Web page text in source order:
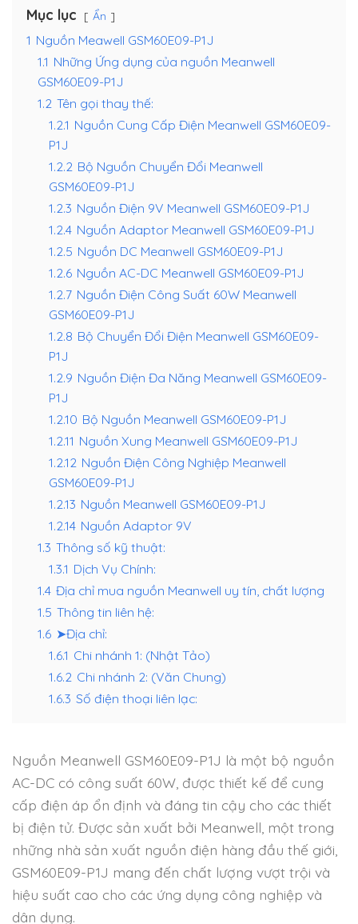
Mục lục Ẩn
1 Nguồn Meawell GSM60E09-P1J
1.1 Những Ứng dụng của nguồn Meanwell
GSM60E09-P1J
1.2 Tên gọi thay thế:
1.2.1 Nguồn Cung Cấp Điện Meanwell GSM60E09-
P1J
1.2.2 Bộ Nguồn Chuyển Đổi Meanwell
GSM60E09-P1J
1.2.3 Nguồn Điện 9V Meanwell GSM60E09-P1J
1.2.4 Nguồn Adaptor Meanwell GSM60E09-P1J
1.2.5 Nguồn DC Meanwell GSM60E09-P1J
1.2.6 Nguồn AC-DC Meanwell GSM60E09-P1J
1.2.7 Nguồn Điện Công Suất 60W Meanwell
GSM60E09-P1J
1.2.8 Bộ Chuyển Đổi Điện Meanwell GSM60E09-
P1J
1.2.9 Nguồn Điện Đa Năng Meanwell GSM60E09-
P1J
1.2.10 Bộ Nguồn Meanwell GSM60E09-P1J
1.2.11 Nguồn Xung Meanwell GSM60E09-P1J
1.2.12 Nguồn Điện Công Nghiệp Meanwell
GSM60E09-P1J
1.2.13 Nguồn Meanwell GSM60E09-P1J
1.2.14 Nguồn Adaptor 9V
1.3 Thông số kỹ thuật:
1.3.1 Dịch Vụ Chính:
1.4 Địa chỉ mua nguồn Meanwell uy tín, chất lượng
1.5 Thông tin liên hệ:
1.6 ➤Địa chỉ:
1.6.1 Chi nhánh 1: (Nhật Tảo)
1.6.2 Chi nhánh 2: (Văn Chung)
1.6.3 Số điện thoại liên lạc:
Nguồn Meanwell GSM60E09-P1J là một bộ nguồn
AC-DC có công suất 60W, được thiết kế để cung
cấp điện áp ổn định và đáng tin cậy cho các thiết
bị điện tử. Được sản xuất bởi Meanwell, một trong
những nhà sản xuất nguồn điện hàng đầu thế giới,
GSM60E09-P1J mang đến chất lượng vượt trội và
hiệu suất cao cho các ứng dụng công nghiệp và
dân dụng.